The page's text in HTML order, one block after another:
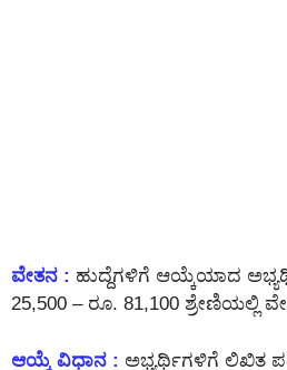
ವೇತನ : ಹುದ್ದೆಗಳಿಗೆ ಆಯ್ಕೆಯಾದ
25,500 – ರೂ. 81,100 ಶ್ರೇಣಿಯಲ್ಲಿ
ಆಯ್ಕೆ ವಿಧಾನ : ಅಭ್ಯರ್ಥಿಗಳಿಗೆ ಲಿಖಿತ